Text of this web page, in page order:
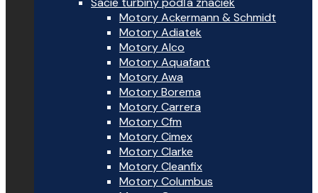
Motory Ackermann & Schmidt
Motory Adiatek
Motory Alco
Motory Aquafant
Motory Awa
Motory Borema
Motory Carrera
Motory Cfm
Motory Cimex
Motory Clarke
Motory Cleanfix
Motory Columbus